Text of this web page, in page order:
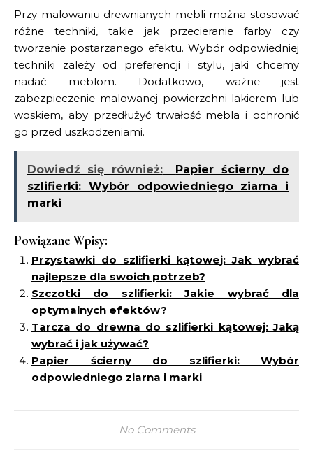
Przy malowaniu drewnianych mebli można stosować
różne techniki, takie jak przecieranie farby czy
tworzenie postarzanego efektu. Wybór odpowiedniej
techniki zależy od preferencji i stylu, jaki chcemy
nadać meblom. Dodatkowo, ważne jest
zabezpieczenie malowanej powierzchni lakierem lub
woskiem, aby przedłużyć trwałość mebla i ochronić
go przed uszkodzeniami.
Dowiedź się również:
Papier ścierny do
szlifierki: Wybór odpowiedniego ziarna i
marki
Powiązane Wpisy:
Przystawki do szlifierki kątowej: Jak wybrać
najlepsze dla swoich potrzeb?
Szczotki do szlifierki: Jakie wybrać dla
optymalnych efektów?
Tarcza do drewna do szlifierki kątowej: Jaką
wybrać i jak używać?
Papier ścierny do szlifierki: Wybór
odpowiedniego ziarna i marki
No Comments